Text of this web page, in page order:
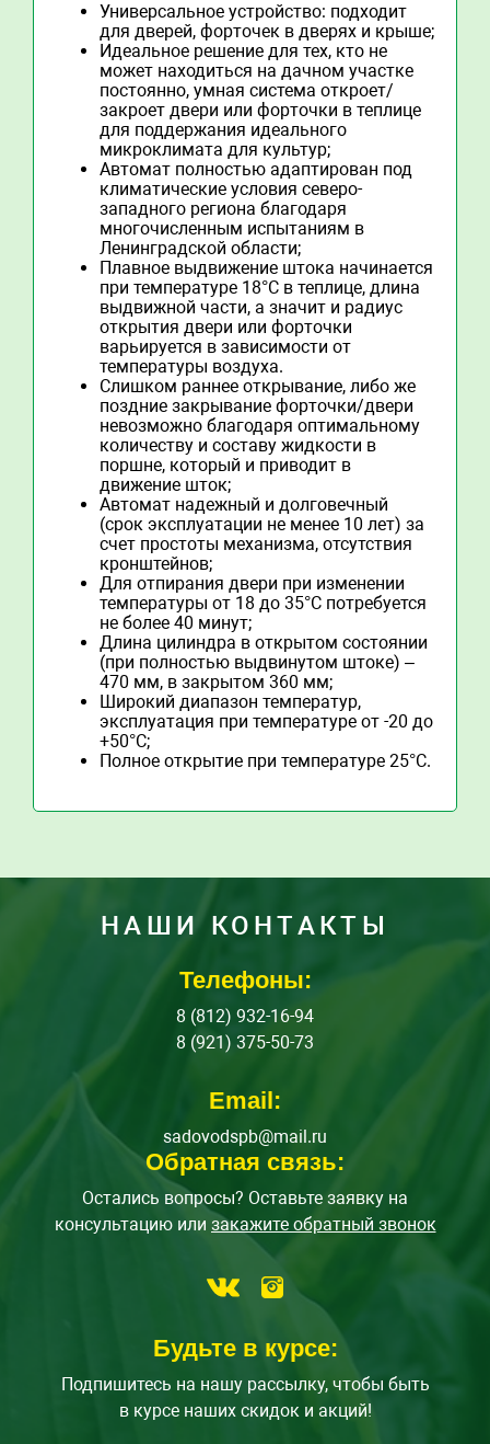
Универсальное устройство: подходит
для дверей, форточек в дверях и крыше;
Идеальное решение для тех, кто не
может находиться на дачном участке
постоянно, умная система откроет/
закроет двери или форточки в теплице
для поддержания идеального
микроклимата для культур;
Автомат полностью адаптирован под
климатические условия северо-
западного региона благодаря
многочисленным испытаниям в
Ленинградской области;
Плавное выдвижение штока начинается
при температуре 18°C в теплице, длина
выдвижной части, а значит и радиус
открытия двери или форточки
варьируется в зависимости от
температуры воздуха.
Слишком раннее открывание, либо же
поздние закрывание форточки/двери
невозможно благодаря оптимальному
количеству и составу жидкости в
поршне, который и приводит в
движение шток;
Автомат надежный и долговечный
(срок эксплуатации не менее 10 лет) за
счет простоты механизма, отсутствия
кронштейнов;
Для отпирания двери при изменении
температуры от 18 до 35°C потребуется
не более 40 минут;
Длина цилиндра в открытом состоянии
(при полностью выдвинутом штоке) –
470 мм, в закрытом 360 мм;
Широкий диапазон температур,
эксплуатация при температуре от -20 до
+50°C;
Полное открытие при температуре 25°C.
НАШИ КОНТАКТЫ
Телефоны:
8 (812) 932-16-94
8 (921) 375-50-73
Email:
sadovodspb@mail.ru
Обратная связь:
Остались вопросы? Оставьте заявку на
консультацию или закажите обратный звонок
Будьте в курсе:
Подпишитесь на нашу рассылку, чтобы быть
в курсе наших скидок и акций!